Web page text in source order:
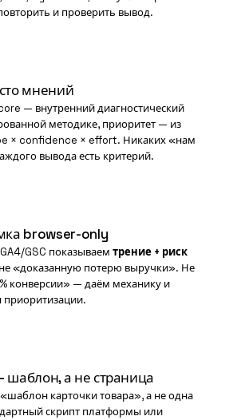
и проверить вывод.
мнений
— внутренний диагностический
методике, приоритет — из
× confidence × effort. Никаких «нам
вывода есть критерий.
browser-only
GSC показываем трение + риск
«доказанную потерю выручки». Не
конверсии» — даём механику и
а не страница
карточки товара», а не одна
скрипт платформы или